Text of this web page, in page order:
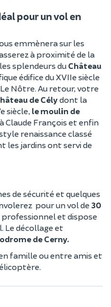
pour un vol en
emmènera sur les
à proximité de la
splendeurs du Château
édifice du XVIIe siècle
Nôtre. Au retour, votre
de Célydont la
siècle, le moulin de
Claude François et enfin
renaissance classé
les jardins ont servi de
de sécurité et quelques
pour un vol de 30
et dispose
Le décollage et
de Cerny.
famille ou entre amis et